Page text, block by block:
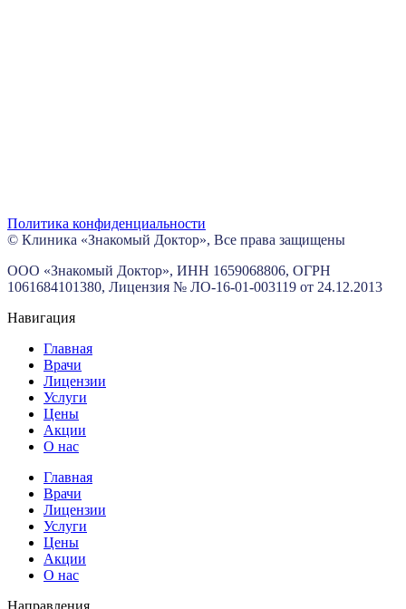
Политика конфиденциальности
© Клиника «Знакомый Доктор», Все права защищены
ООО «Знакомый Доктор», ИНН 1659068806, ОГРН
1061684101380, Лицензия № ЛО-16-01-003119 от 24.12.2013
Навигация
Главная
Врачи
Лицензии
Услуги
Цены
Акции
О нас
Главная
Врачи
Лицензии
Услуги
Цены
Акции
О нас